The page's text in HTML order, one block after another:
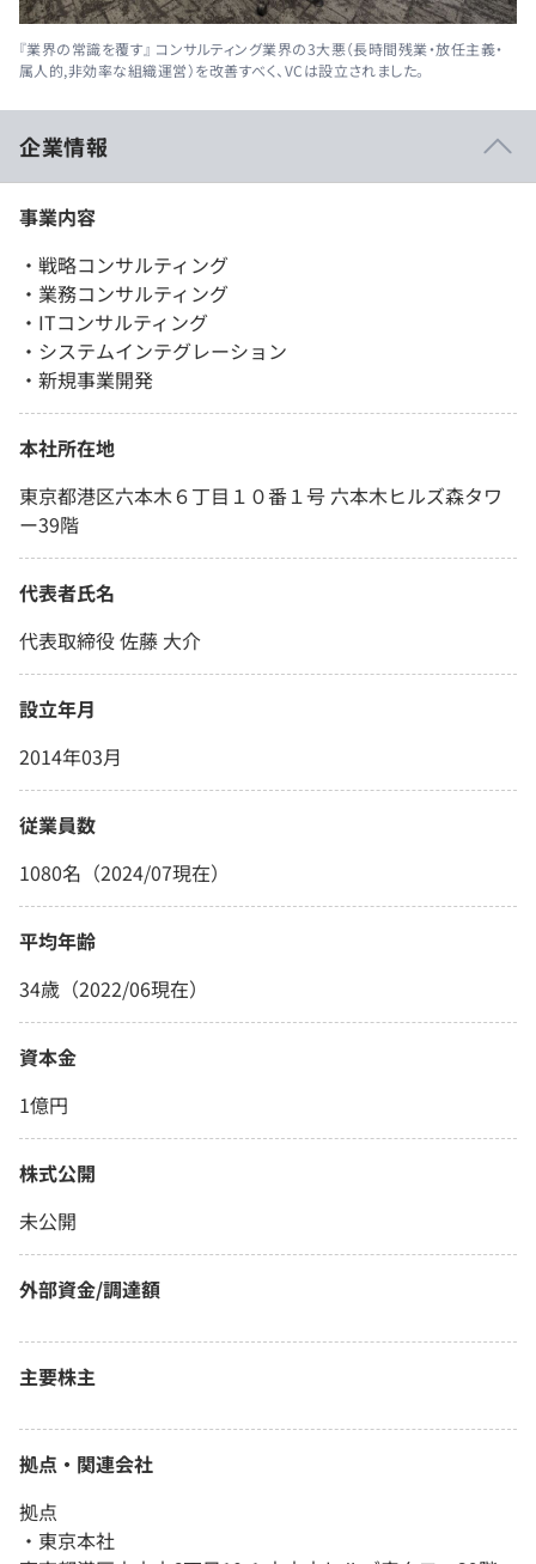
『業界の常識を覆す』 コンサルティング業界の3大悪（長時間残業・放任主義・
属人的,非効率な組織運営）を改善すべく、VCは設立されました。
企業情報
事業内容
・戦略コンサルティング
・業務コンサルティング
・ITコンサルティング
・システムインテグレーション
・新規事業開発
本社所在地
東京都港区六本木６丁目１０番１号 六本木ヒルズ森タワ
ー39階
代表者氏名
代表取締役 佐藤 大介
設立年月
2014年03月
従業員数
1080名（2024/07現在）
平均年齢
34歳（2022/06現在）
資本金
1億円
株式公開
未公開
外部資金/調達額
主要株主
拠点・関連会社
拠点
・東京本社